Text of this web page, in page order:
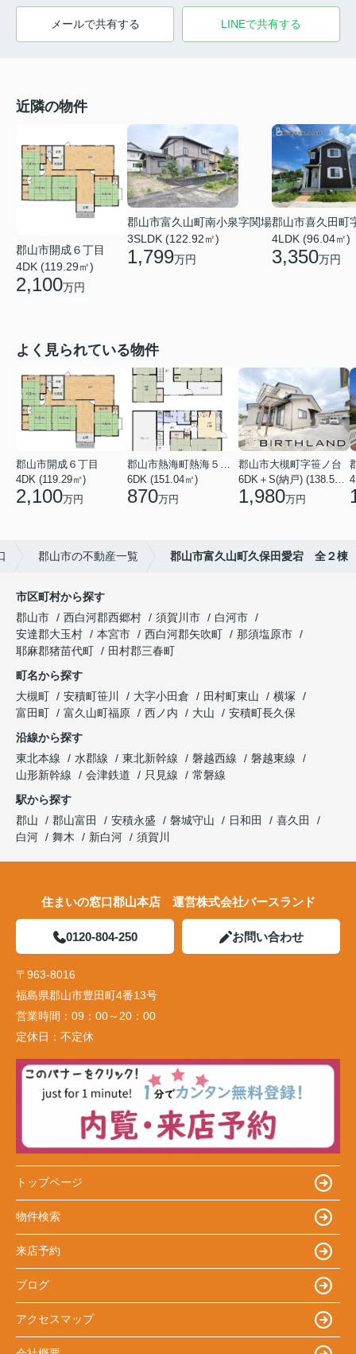
メールで共有する LINEで共有する
近隣の物件
郡山市開成６丁目
4DK (119.29㎡)
2,100万円
郡山市富久山町南小泉字関場
3SLDK (122.92㎡)
1,799万円
郡山市喜久田町
4LDK (96.04㎡)
3,350万円
よく見られている物件
郡山市開成６丁目
4DK (119.29㎡)
2,100万円
郡山市熱海町熱海５丁目
6DK (151.04㎡)
870万円
郡山市大槻町字笹ノ台
6DK＋S(納戸) (138.55㎡)
1,980万円
郡山市の不動産一覧 郡山市富久山町久保田愛宕 全２棟
市区町村から探す
郡山市
西白河郡西郷村 須賀川市
白河市
安達郡大玉村
本宮市 西白河郡矢吹町
那須塩原市
耶麻郡猪苗代町
田村郡三春町
町名から探す
大槻町
安積町笹川 大字小田倉 田村町東山
横塚
富田町
富久山町福原 西ノ内 大山
安積町長久保
沿線から探す
東北本線
水郡線 東北新幹線 磐越西線
磐越東線
山形新幹線
会津鉄道 只見線
常磐線
駅から探す
郡山
郡山富田 安積永盛 磐城守山 日和田
喜久田
白河
舞木 新白河 須賀川
住まいの窓口郡山本店 運営株式会社バースランド
0120-804-250 お問い合わせ
〒963-8016
福島県郡山市豊田町4番13号
営業時間： 09：00～20：00
定休日： 不定休
トップページ
物件検索
来店予約
ブログ
アクセスマップ